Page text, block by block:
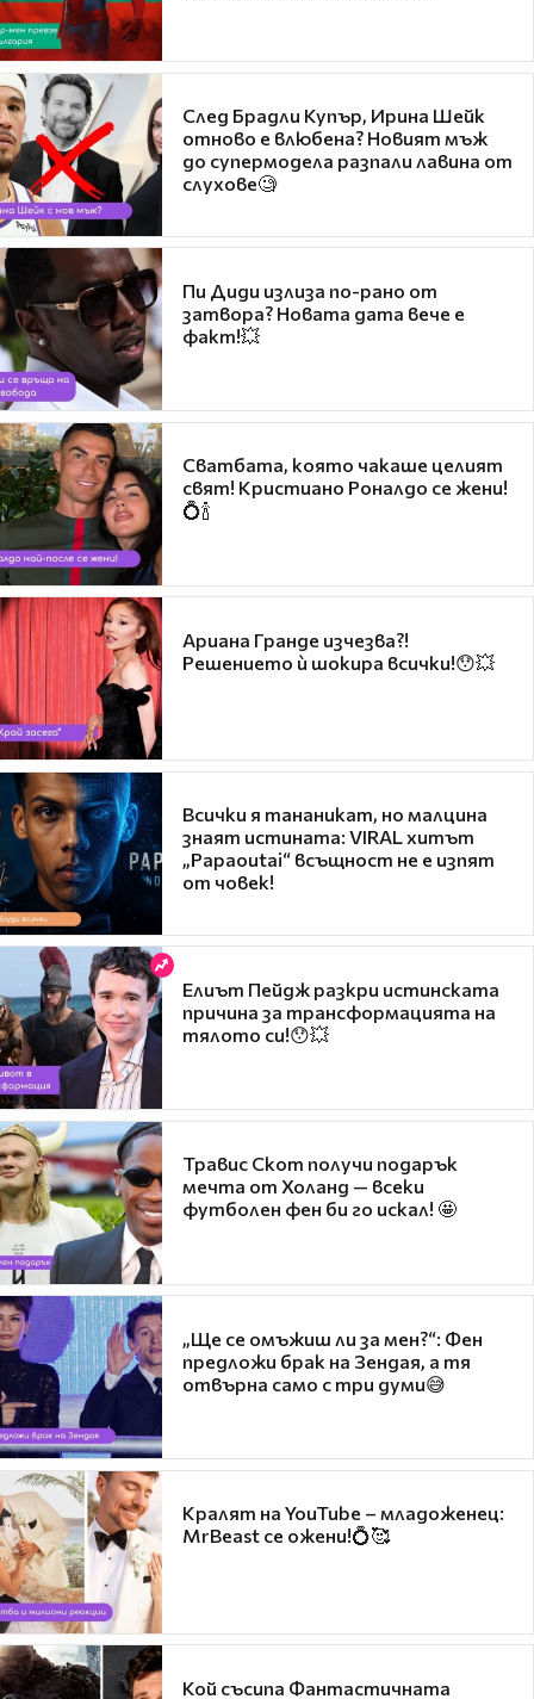
След Брадли Купър, Ирина Шейк
отново е влюбена? Новият мъж
до супермодела разпали лавина от
слухове🧐
Пи Диди излиза по-рано от
затвора? Новата дата вече е
факт!💥
Сватбата, която чакаше целият
свят! Кристиано Роналдо се жени!
💍🍾
Ариана Гранде изчезва?!
Решението ѝ шокира всички!😯💥
Всички я тананикат, но малцина
знаят истината: VIRAL хитът
„Papaoutai“ всъщност не е изпят
от човек!
Елиът Пейдж разкри истинската
причина за трансформацията на
тялото си!😯💥
Травис Скот получи подарък
мечта от Холанд — всеки
футболен фен би го искал! 🤩
„Ще се омъжиш ли за мен?“: Фен
предложи брак на Зендая, а тя
отвърна само с три думи😅
Кралят на YouTube – младоженец:
MrBeast се ожени!💍🥰
Кой съсипа Фантастичната